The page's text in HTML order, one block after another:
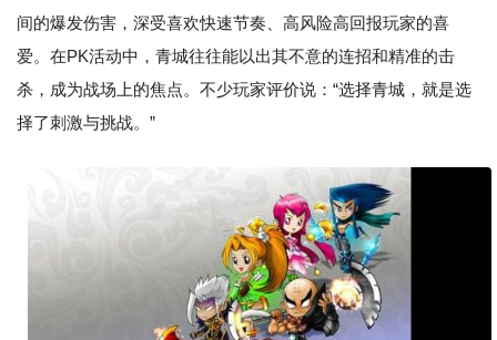
间的爆发伤害，深受喜欢快速节奏、高风险高回报玩家的喜
爱。在PK活动中，青城往往能以出其不意的连招和精准的击
杀，成为战场上的焦点。不少玩家评价说：“选择青城，就是选
择了刺激与挑战。”